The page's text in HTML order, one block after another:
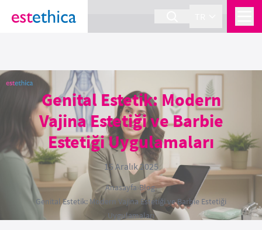
section Service {
Genital Estetik: Modern
Vajina Estetiği ve Barbie
Estetiği Uygulamaları
15 Aralık 2025
Anasayfa›Blog›
Genital Estetik: Modern Vajina Estetiği ve Barbie Estetiği
Uygulamaları